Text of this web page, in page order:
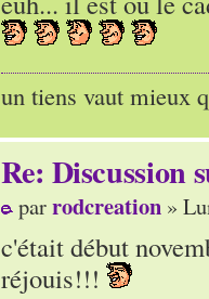
un tiens vaut mieux
Re: Discussion
parrodcreation »
c'était début
réjouis!!!